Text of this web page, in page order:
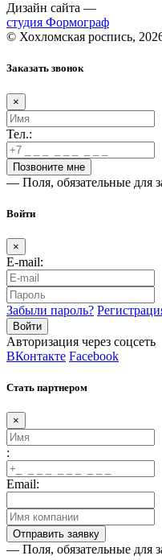
Дизайн сайта —
студия Формограф
© Хохломская роспись,
Заказать звонок
×
Тел.:
— Поля, обязательные для
Войти
×
E-mail:
Забыли пароль?
Авторизация через соцсеть
ВКонтакте Facebook
Стать партнером
×
:
Email:
— Поля, обязательные для